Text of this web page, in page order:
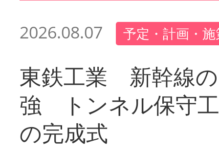
2026.08.07 予定・計画・
東鉄工業 新幹線
強 トンネル保守
の完成式